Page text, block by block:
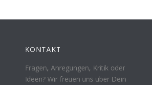
KONTAKT
Fragen, Anregungen, Kritik oder
Ideen? Wir freuen uns über Dein